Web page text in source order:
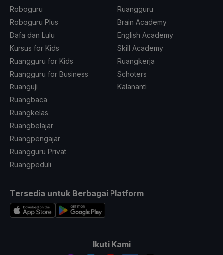
Roboguru
Roboguru Plus
Dafa dan Lulu
Kursus for Kids
Ruangguru for Kids
Ruangguru for Business
Ruanguji
Ruangbaca
Ruangkelas
Ruangbelajar
Ruangpengajar
Ruangguru Privat
Ruangpeduli
Ruangguru
Brain Academy
English Academy
Skill Academy
Ruangkerja
Schoters
Kalananti
Tersedia untuk Berbagai Platform
Ikuti Kami